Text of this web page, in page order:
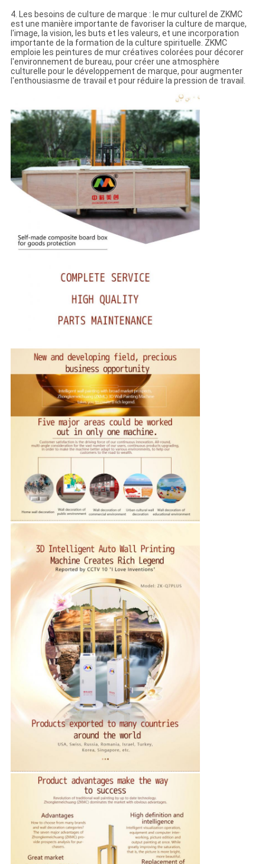
4. Les besoins de culture de marque : le mur culturel de ZKMC
est une manière importante de favoriser la culture de marque,
l'image, la vision, les buts et les valeurs, et une incorporation
importante de la formation de la culture spirituelle. ZKMC
emploie les peintures de mur créatives colorées pour décorer
l'environnement de bureau, pour créer une atmosphère
culturelle pour le développement de marque, pour augmenter
l'enthousiasme de travail et pour réduire la pression de travail.